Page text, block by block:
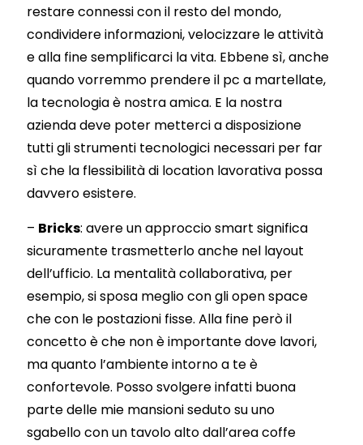
restare connessi con il resto del mondo,
condividere informazioni, velocizzare le attività
e alla fine semplificarci la vita. Ebbene sì, anche
quando vorremmo prendere il pc a martellate,
la tecnologia è nostra amica. E la nostra
azienda deve poter metterci a disposizione
tutti gli strumenti tecnologici necessari per far
sì che la flessibilità di location lavorativa possa
davvero esistere.
– Bricks: avere un approccio smart significa
sicuramente trasmetterlo anche nel layout
dell’ufficio. La mentalità collaborativa, per
esempio, si sposa meglio con gli open space
che con le postazioni fisse. Alla fine però il
concetto è che non è importante dove lavori,
ma quanto l’ambiente intorno a te è
confortevole. Posso svolgere infatti buona
parte delle mie mansioni seduto su uno
sgabello con un tavolo alto dall’area coffe